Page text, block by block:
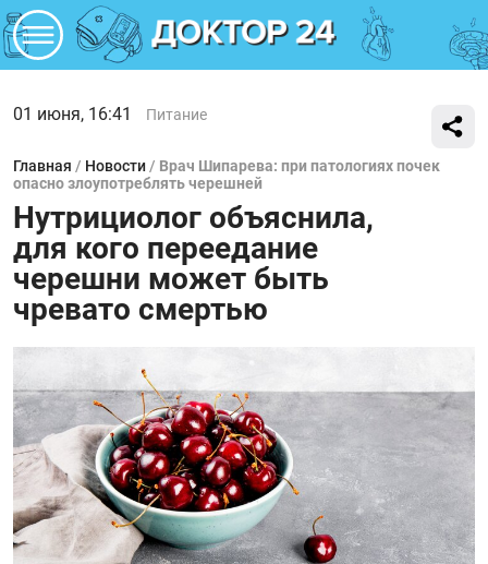
01 июня, 16:41 Питание
Главная / Новости / Врач Шипарева: при патологиях почек
опасно злоупотреблять черешней
Нутрициолог объяснила,
для кого переедание
черешни может быть
чревато смертью